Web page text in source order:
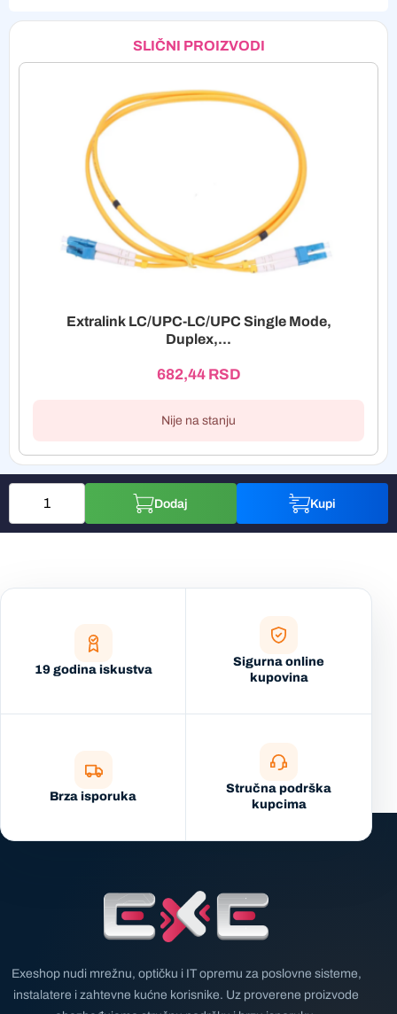
SLIČNI PROIZVODI
Extralink LC/UPC-LC/UPC Single Mode,
Duplex,...
682,44 RSD
Nije na stanju
Dodaj Kupi
19 godina iskustva
Sigurna online
kupovina
Brza isporuka
Stručna podrška
kupcima
Exeshop nudi mrežnu, optičku i IT opremu za poslovne sisteme,
instalatere i zahtevne kućne korisnike. Uz proverene proizvode